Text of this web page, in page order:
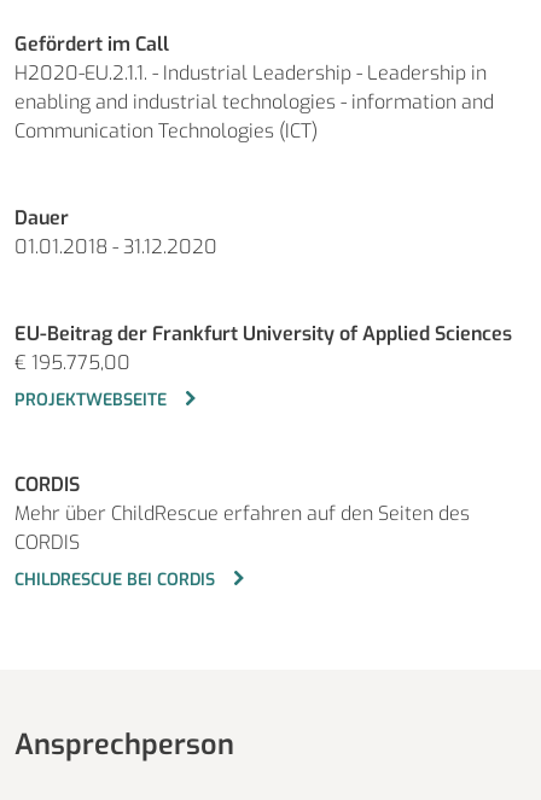
Gefördert im Call
H2020-EU.2.1.1. - Industrial Leadership - Leadership in
enabling and industrial technologies - information and
Communication Technologies (ICT)
Dauer
01.01.2018 - 31.12.2020
EU-Beitrag der Frankfurt University of Applied Sciences
€ 195.775,00
PROJEKTWEBSEITE
CORDIS
Mehr über ChildRescue erfahren auf den Seiten des
CORDIS
CHILDRESCUE BEI CORDIS
Ansprechperson